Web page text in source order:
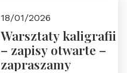
18/01/2026
Warsztaty kaligrafii
– zapisy otwarte –
zapraszamy